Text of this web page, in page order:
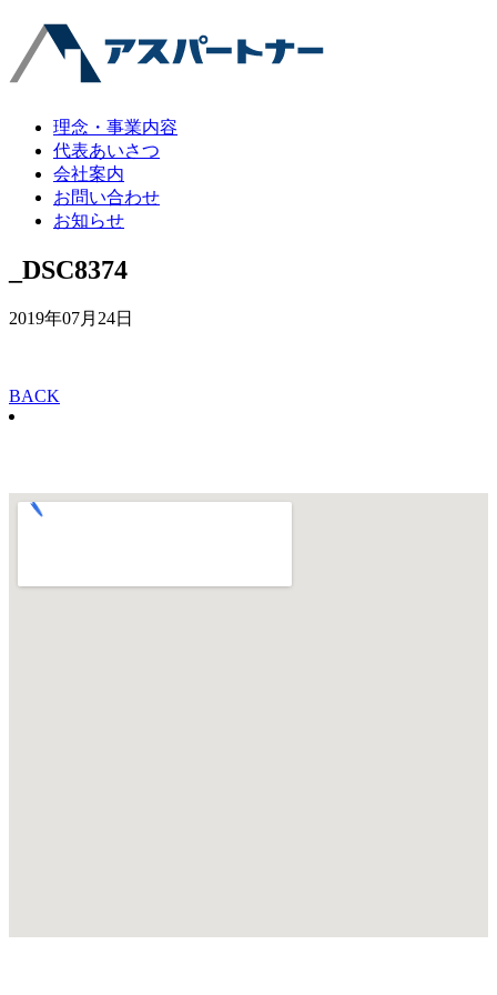
理念・事業内容
代表あいさつ
会社案内
お問い合わせ
お知らせ
_DSC8374
2019年07月24日
BACK